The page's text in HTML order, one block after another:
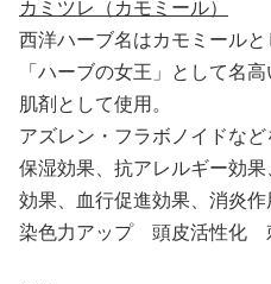
カミツレ（カモミール）
西洋ハーブ名はカモミールと
「ハーブの女王」として名
肌剤として使用。
アズレン・フラボノイドなど
保湿効果、抗アレルギー効
効果、血行促進効果、消炎作
染色力アップ 頭皮活性化